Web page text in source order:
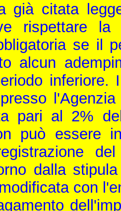
già citata
rispettare
se il
alcun
inferiore.
pari al 2%
può essere
dalla
con